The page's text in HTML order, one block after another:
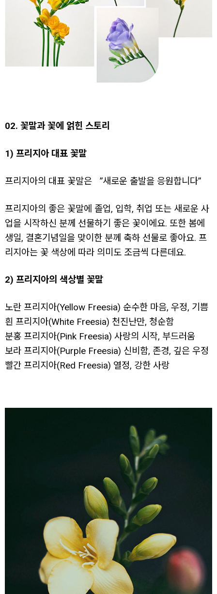
02. 꽃말과 꽃에 얽힌 스토리
1) 프리지아 대표 꽃말
프리지아의 대표 꽃말은 ”새로운 출발을 응원합니다”
프리지아의 좋은 꽃말에 졸업, 입학, 취업 또는 새로운 사
업을 시작하신 분께 선물하기 좋은 꽃이에요. 또한 봄에
생일, 결혼기념일을 맞이한 분께 축하 선물로 좋아요. 프
리지아는 꽃 색상에 따라 의미도 조금씩 다른데요.
2) 프리지아의 색상별 꽃말
노란 프리지아(Yellow Freesia) 순수한 마음, 우정, 기쁨
흰 프리지아(White Freesia) 천진난만, 청순함
분홍 프리지아(Pink Freesia) 사랑의 시작, 부드러움
보라 프리지아(Purple Freesia) 신비함, 존경, 깊은 우정
빨간 프리지아(Red Freesia) 열정, 강한 사랑